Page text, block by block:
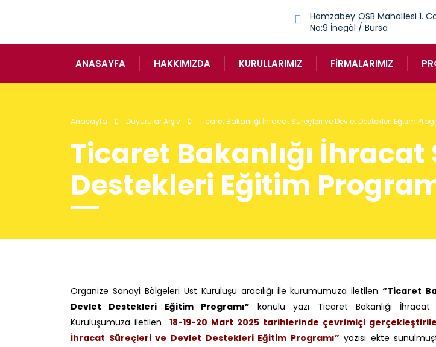
Hamzabey OSB Mahallesi 1.
No:9 İnegöl / Bursa
ANASAYFA HAKKIMIZDA KURULLARIMIZ FIRMALARIMIZ
Anasayfa Duyurular Arşiv Ticaret Bakanlığı İhracat Süreçleri ve Devlet Destekleri Eğitim
Ticaret Bakanlığı
Destekleri Eğitim
Organize Sanayi Bölgeleri Üst Kuruluşu aracılığı ile kurumumuza iletilen“Ticaret
Devlet Destekleri Eğitim Programı” konulu yazı Ticaret Bakanlığı
Kuruluşumuza iletilen18-19-20 Mart 2025 tarihlerinde çevrimiçi
İhracat Süreçleri ve Devlet Destekleri Eğitim Programı” yazısı ekte